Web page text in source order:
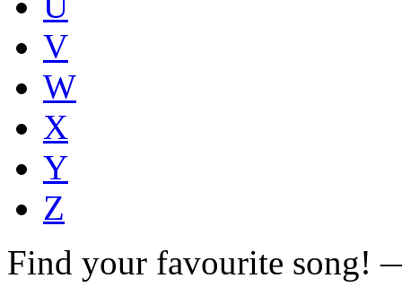
V
W
X
Y
Z
Find your favourite song!